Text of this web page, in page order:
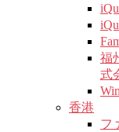
福
式
香港
フ